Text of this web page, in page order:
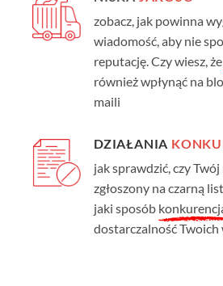
zobacz, jak powinna
wiadomość, aby nie
reputację. Czy wiesz, że
również wpłynąć na
maili
DZIAŁANIA
jak sprawdzić, czy
zgłoszony na czarną
jaki sposób
dostarczalność Twoich